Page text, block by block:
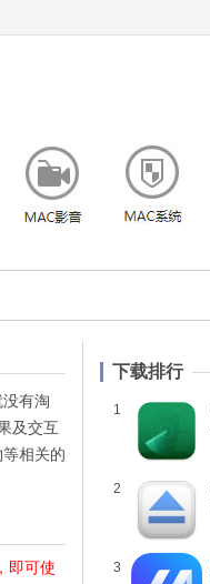
下载排行
1
2
3
有淘
及交互
相关的
即可使